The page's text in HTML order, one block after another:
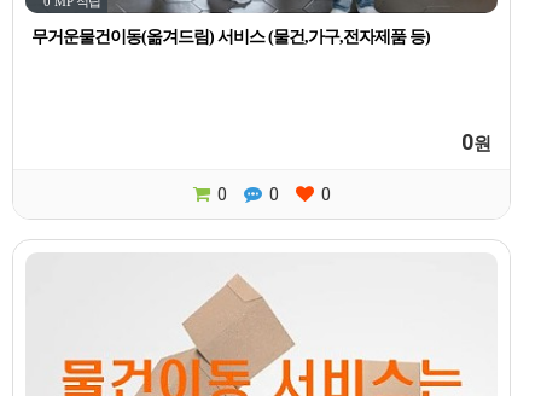
무거운물건이동(옮겨드림) 서비스 (물건,가구,전자제품 등)
0원
0 0 0